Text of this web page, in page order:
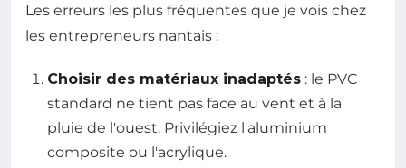
Les erreurs les plus fréquentes que je vois chez
les entrepreneurs nantais :
Choisir des matériaux inadaptés : le PVC
standard ne tient pas face au vent et à la
pluie de l'ouest. Privilégiez l'aluminium
composite ou l'acrylique.